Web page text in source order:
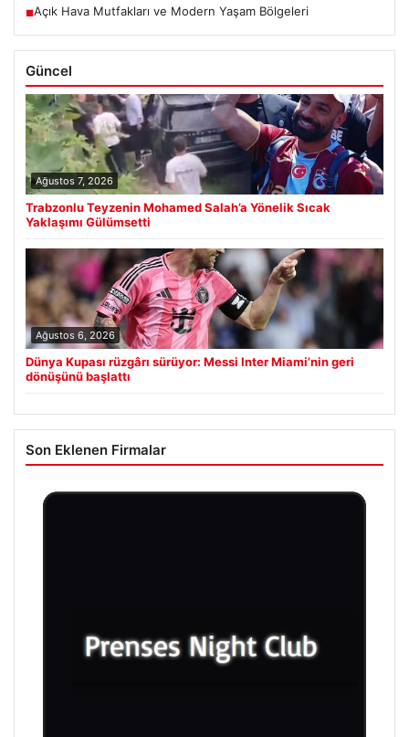
■Açık Hava Mutfakları ve Modern Yaşam Bölgeleri
Güncel
Ağustos 7, 2026
Trabzonlu Teyzenin Mohamed Salah’a Yönelik Sıcak
Yaklaşımı Gülümsetti
Ağustos 6, 2026
Dünya Kupası rüzgârı sürüyor: Messi Inter Miami’nin geri
dönüşünü başlattı
Son Eklenen Firmalar